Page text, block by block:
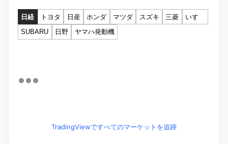
日経 トヨタ 日産 ホンダ マツダ スズキ 三菱
いすゞ
SUBARU
日野 ヤマハ発動機
TradingViewですべてのマーケットを追跡